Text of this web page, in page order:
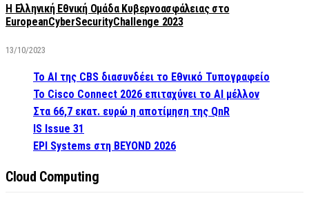
Η Ελληνική Εθνική Ομάδα Κυβερνοασφάλειας στο
EuropeanCyberSecurityChallenge 2023
13/10/2023
Το AI της CBS διασυνδέει το Εθνικό Τυπογραφείο
Το Cisco Connect 2026 επιταχύνει το AI μέλλον
Στα 66,7 εκατ. ευρώ η αποτίμηση της QnR
IS Issue 31
EPI Systems στη BEYOND 2026
Cloud Computing